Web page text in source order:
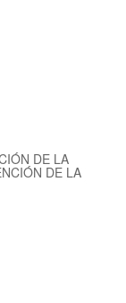
DE LA
DE LA